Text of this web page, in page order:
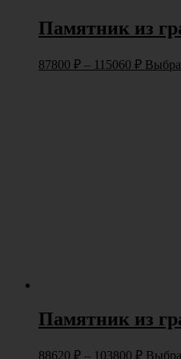
Памятник из
87800 ₽ – 115060 ₽
Памятник из
88620 ₽ – 103800 ₽